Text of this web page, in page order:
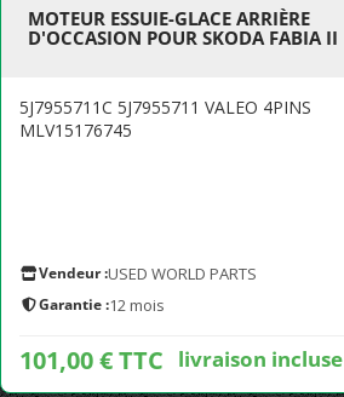
MOTEUR ESSUIE-GLACE ARRIÈRE
D'OCCASION POUR SKODA FABIA II
5J7955711C 5J7955711 VALEO 4PINS
MLV15176745
Vendeur :USED WORLD PARTS
Garantie :12 mois
101,00 € TTC livraison incluse